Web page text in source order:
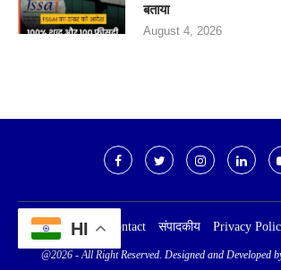
बताया
August 4, 2026
हमारे बारे में Contact संपादकीय Privacy
@2026 - All Right Reserved. Designed and Developed
HI